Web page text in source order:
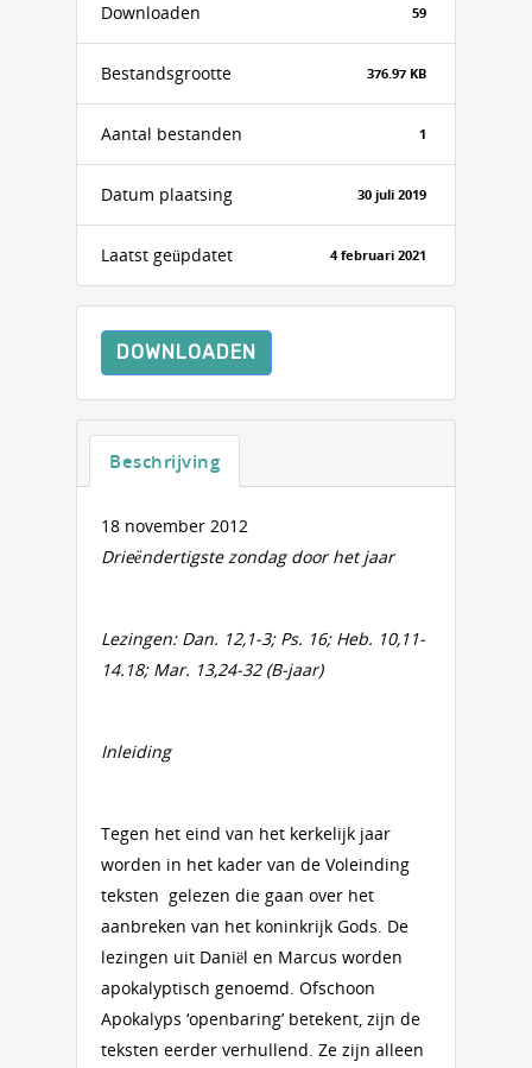
Downloaden 59
Bestandsgrootte 376.97 KB
Aantal bestanden 1
Datum plaatsing 30 juli 2019
Laatst geüpdatet 4 februari 2021
DOWNLOADEN
Beschrijving
18 november 2012
Drieëndertigste zondag door het jaar
Lezingen: Dan. 12,1-3; Ps. 16; Heb. 10,11-
14.18; Mar. 13,24-32 (B-jaar)
Inleiding
Tegen het eind van het kerkelijk jaar
worden in het kader van de Voleinding
teksten gelezen die gaan over het
aanbreken van het koninkrijk Gods. De
lezingen uit Daniël en Marcus worden
apokalyptisch genoemd. Ofschoon
Apokalyps ‘openbaring’ betekent, zijn de
teksten eerder verhullend. Ze zijn alleen